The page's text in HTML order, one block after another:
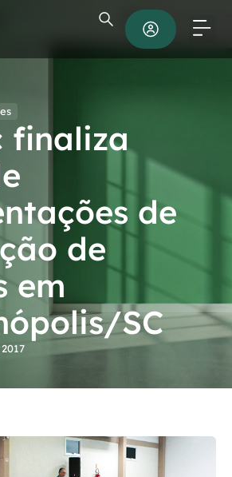
finaliza
de
de
em
SC